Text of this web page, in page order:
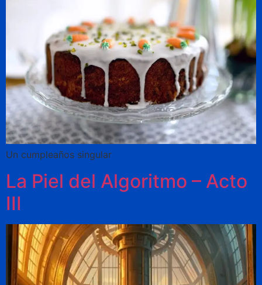
Un cumpleaños singular
La Piel del Algoritmo – Acto
III